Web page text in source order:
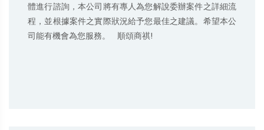
體進行諮詢，本公司將有專人為您解說委辦案件之詳細流
程，並根據案件之實際狀況給予您最佳之建議。希望本公
司能有機會為您服務。   順頌商祺!